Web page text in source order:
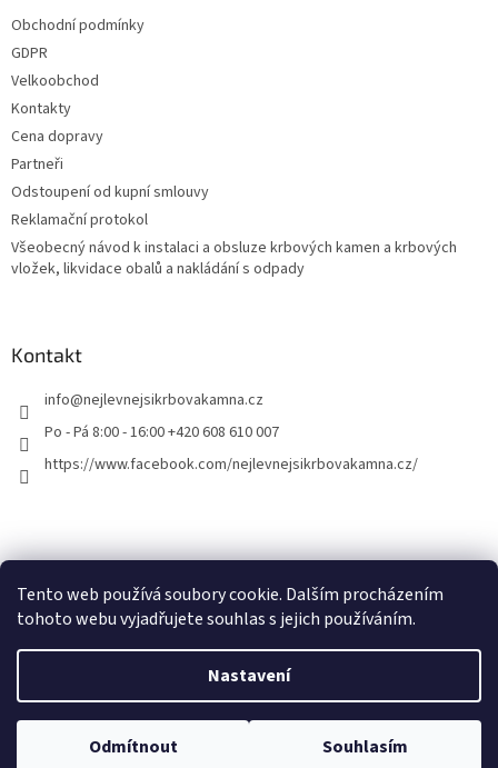
Tento web používá soubory cookie. Dalším procházením
tohoto webu vyjadřujete souhlas s jejich používáním.
Nastavení
Odmítnout Souhlasím
Obchodní podmínky
GDPR
Velkoobchod
Kontakty
Cena dopravy
Partneři
Odstoupení od kupní smlouvy
Reklamační protokol
Všeobecný návod k instalaci a obsluze krbových kamen a krbových
vložek, likvidace obalů a nakládání s odpady
Kontakt
info@nejlevnejsikrbovakamna.cz
Po - Pá 8:00 - 16:00 +420 608 610 007
https://www.facebook.com/nejlevnejsikrbovakamna.cz/
Copyright 2026Nejlevnejsikrbovakamna.cz. Všechna práva
vyhrazena.
Upravit nastavení cookies